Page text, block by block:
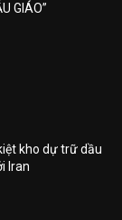
GIÁO”
kho dự trữ dầu
Iran